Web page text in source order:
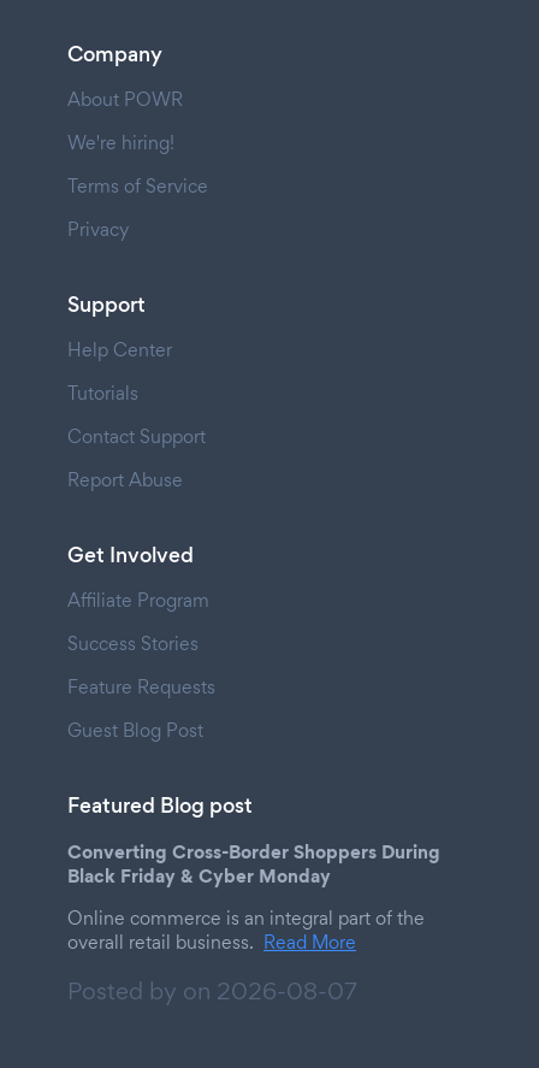
Company
About POWR
We're hiring!
Terms of Service
Privacy
Support
Help Center
Tutorials
Contact Support
Report Abuse
Get Involved
Affiliate Program
Success Stories
Feature Requests
Guest Blog Post
Featured Blog post
Converting Cross-Border Shoppers During
Black Friday & Cyber Monday
Online commerce is an integral part of the
overall retail business. Read More
Posted by on 2026-08-07